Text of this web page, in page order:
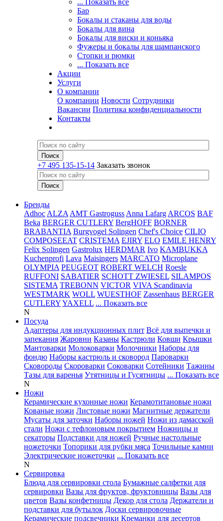
... Показать все
Бар
Бокалы и стаканы для воды
Бокалы для вина
Бокалы для виски и коньяка
Фужеры и бокалы для шампанского
Стопки и рюмки
... Показать все
Акции
Услуги
О компании
О компании Новости Сотрудники
Вакансии Политика конфиденциальности
Контакты
+7 495 135-15-14 Заказать звонок
Бренды
Adhoc ALZA AMT Gastroguss Anna Lafarg ARCOS BAF
Beka BERGER CUTLERY BergHOFF BORNER
BRABANTIA Burgvogel Solingen Chef's Choice CILIO
COMPOSEEAT CRISTEMA EJIRY ELO EMILE HENRY
Felix Solingen Gastrolux HERDMAR Ivo KAMBUKKA
Kuchenprofi Lava Maisingers MARCATO Microplane
OLYMPIA PEUGEOT ROBERT WELCH Roesle
RUFFONI SABATIER SCHOTT ZWIESEL SILAMPOS
SISTEMA TREBONN VICTOR VIVA Scandinavia
WESTMARK WOLL WUESTHOF Zassenhaus BERGER
CUTLERYYAXELL ... Показать все
N
Посуда
Адаптеры для индукционных плит Всё для выпечки и
запекания Жаровни Казаны Кастрюли Ковши Крышки
Мантоварки Молоковарки Молочники Наборы для
фондю Наборы кастрюль и сковород Пароварки
Сковороды Скороварки Соковарки Сотейники Тажины
Тазы для варенья Утятницы и Гусятницы ... Показать все
N
Ножи
Керамические кухонные ножи Керамотитановые ножи
Кованые ножи Листовые ножи Магнитные держатели
Мусаты для заточки Наборы ножей Ножи из дамасской
стали Ножи с тефлоновым покрытием Ножницы и
секаторы Подставки для ножей Ручные настольные
ножеточки Топорики для рубки мяса Точильные камни
Электрические ножеточки ... Показать все
N
Сервировка
Блюда для сервировки стола Бумажные салфетки для
сервировки Вазы для фруктов, фруктовницы Вазы для
цветов Вазы конфетницы Декор для стола Держатели и
подставки для бутылок Доски сервировочные
Керамические подсвечники Креманки для десертов